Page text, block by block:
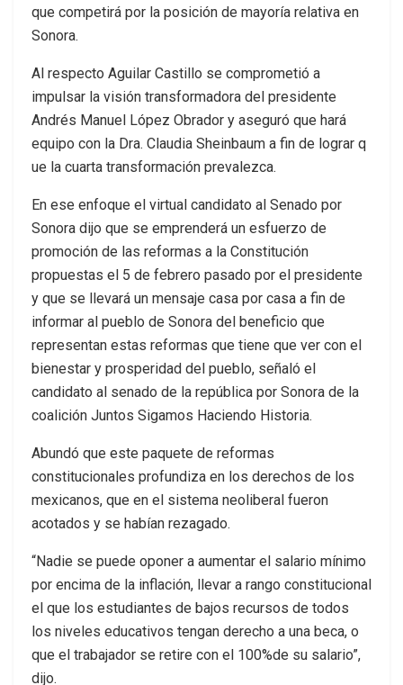
que competirá por la posición de mayoría relativa en
Sonora.
Al respecto Aguilar Castillo se comprometió a
impulsar la visión transformadora del presidente
Andrés Manuel López Obrador y aseguró que hará
equipo con la Dra. Claudia Sheinbaum a fin de lograr q
ue la cuarta transformación prevalezca.
En ese enfoque el virtual candidato al Senado por
Sonora dijo que se emprenderá un esfuerzo de
promoción de las reformas a la Constitución
propuestas el 5 de febrero pasado por el presidente
y que se llevará un mensaje casa por casa a fin de
informar al pueblo de Sonora del beneficio que
representan estas reformas que tiene que ver con el
bienestar y prosperidad del pueblo, señaló el
candidato al senado de la república por Sonora de la
coalición Juntos Sigamos Haciendo Historia.
Abundó que este paquete de reformas
constitucionales profundiza en los derechos de los
mexicanos, que en el sistema neoliberal fueron
acotados y se habían rezagado.
“Nadie se puede oponer a aumentar el salario mínimo
por encima de la inflación, llevar a rango constitucional
el que los estudiantes de bajos recursos de todos
los niveles educativos tengan derecho a una beca, o
que el trabajador se retire con el 100%de su salario”,
dijo.